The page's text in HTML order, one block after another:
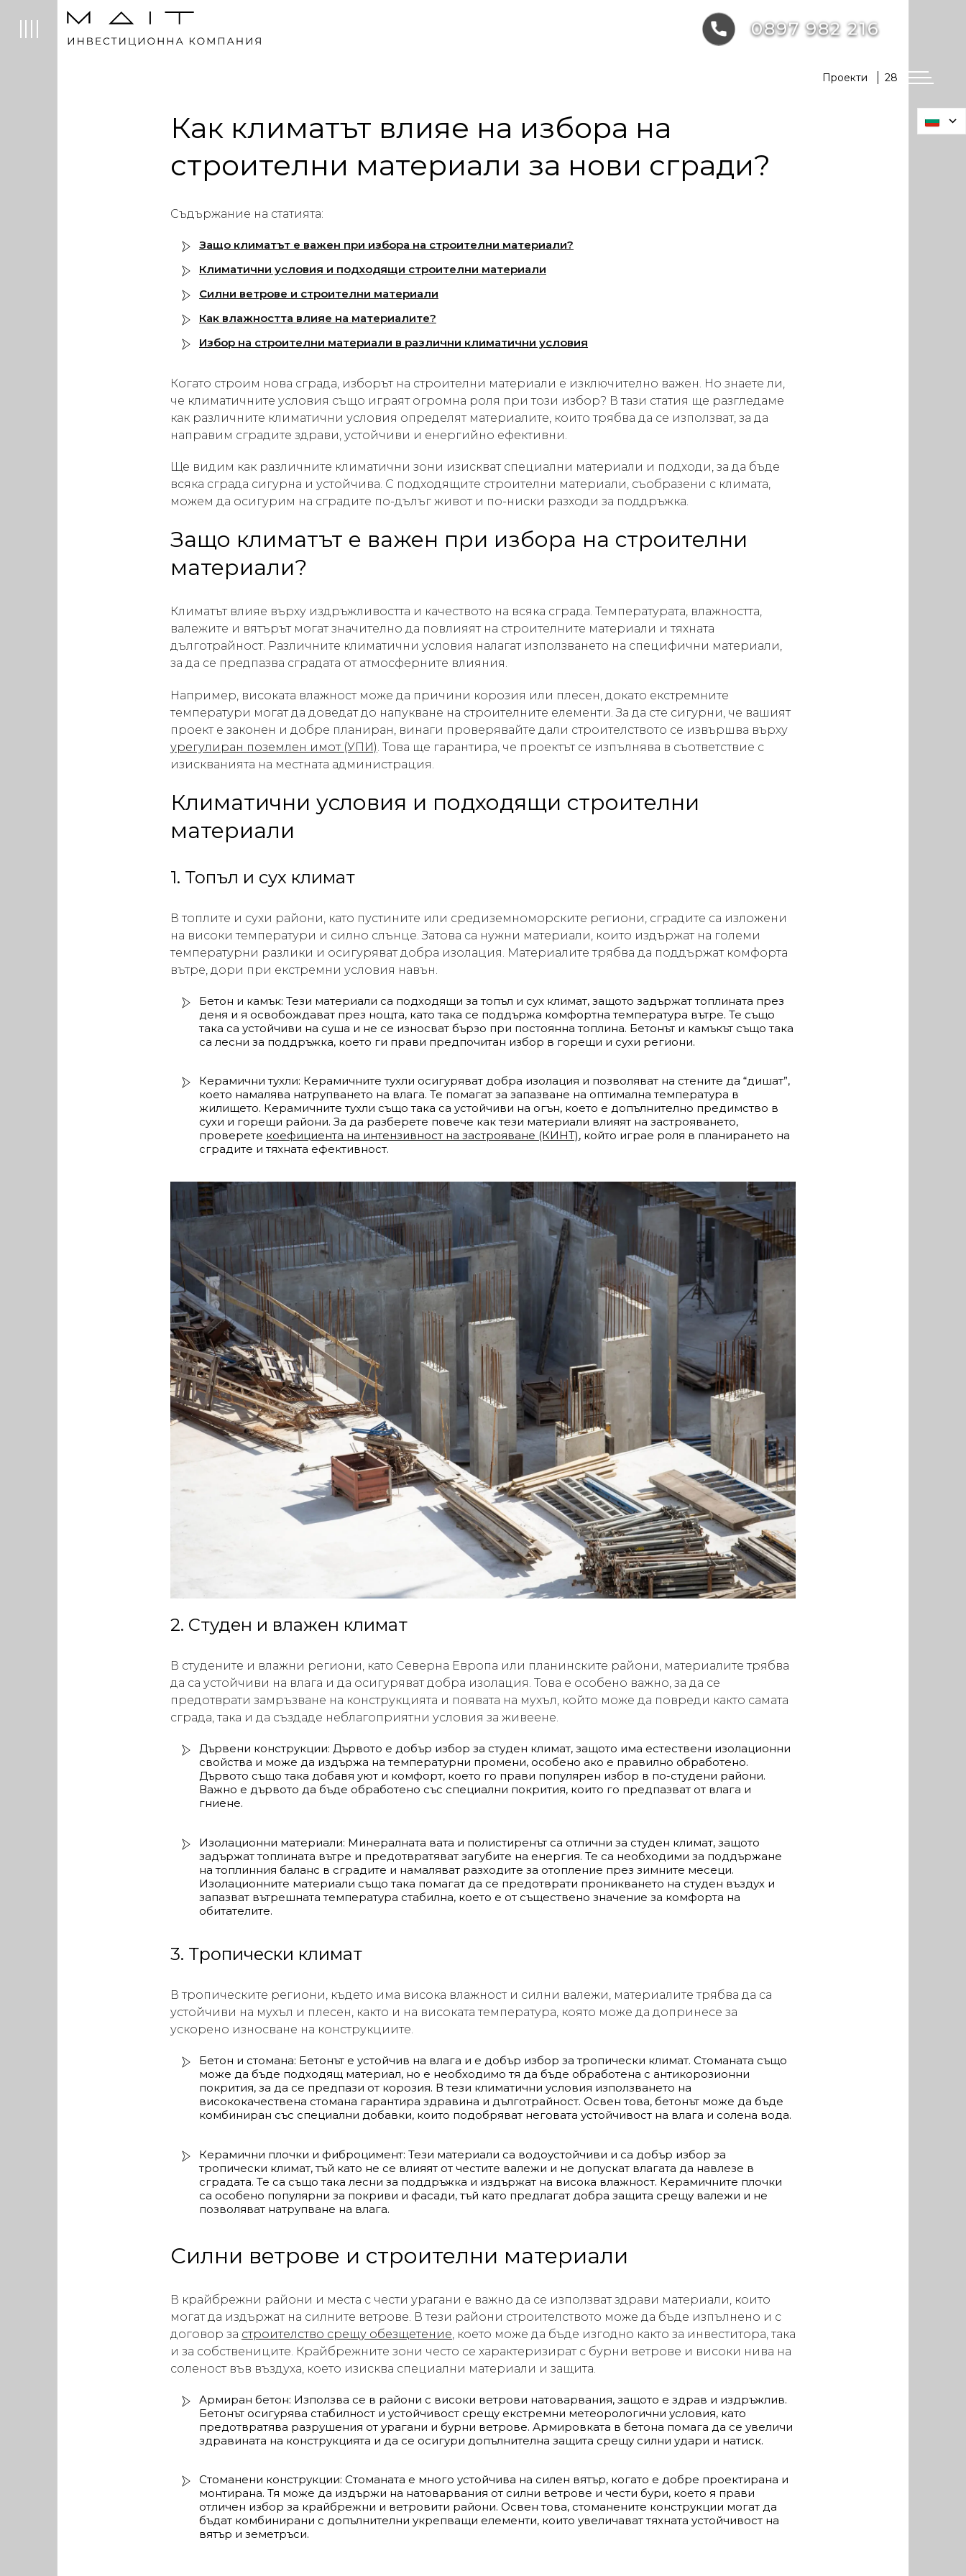
Как климатът влияе на избора на
строителни материали за нови сгради?
Съдържание на статията:
Защо климатът е важен при избора на строителни материали?
Климатични условия и подходящи строителни материали
Силни ветрове и строителни материали
Как влажността влияе на материалите?
Избор на строителни материали в различни климатични условия
Когато строим нова сграда, изборът на строителни материали е изключително важен. Но знаете ли,
че климатичните условия също играят огромна роля при този избор? В тази статия ще разгледаме
как различните климатични условия определят материалите, които трябва да се използват, за да
направим сградите здрави, устойчиви и енергийно ефективни.
Ще видим как различните климатични зони изискват специални материали и подходи, за да бъде
всяка сграда сигурна и устойчива. С подходящите строителни материали, съобразени с климата,
можем да осигурим на сградите по-дълъг живот и по-ниски разходи за поддръжка.
Защо климатът е важен при избора на строителни
материали?
Климатът влияе върху издръжливостта и качеството на всяка сграда. Температурата, влажността,
валежите и вятърът могат значително да повлияят на строителните материали и тяхната
дълготрайност. Различните климатични условия налагат използването на специфични материали,
за да се предпазва сградата от атмосферните влияния.
Например, високата влажност може да причини корозия или плесен, докато екстремните
температури могат да доведат до напукване на строителните елементи. За да сте сигурни, че вашият
проект е законен и добре планиран, винаги проверявайте дали строителството се извършва върху
урегулиран поземлен имот (УПИ). Това ще гарантира, че проектът се изпълнява в съответствие с
изискванията на местната администрация.
Климатични условия и подходящи строителни
материали
1. Топъл и сух климат
В топлите и сухи райони, като пустините или средиземноморските региони, сградите са изложени
на високи температури и силно слънце. Затова са нужни материали, които издържат на големи
температурни разлики и осигуряват добра изолация. Материалите трябва да поддържат комфорта
вътре, дори при екстремни условия навън.
Бетон и камък: Тези материали са подходящи за топъл и сух климат, защото задържат топлината през
деня и я освобождават през нощта, като така се поддържа комфортна температура вътре. Те също
така са устойчиви на суша и не се износват бързо при постоянна топлина. Бетонът и камъкът също така
са лесни за поддръжка, което ги прави предпочитан избор в горещи и сухи региони.
Керамични тухли: Керамичните тухли осигуряват добра изолация и позволяват на стените да “дишат”,
което намалява натрупването на влага. Те помагат за запазване на оптимална температура в
жилището. Керамичните тухли също така са устойчиви на огън, което е допълнително предимство в
сухи и горещи райони. За да разберете повече как тези материали влияят на застрояването,
проверете коефициента на интензивност на застрояване (КИНТ), който играе роля в планирането на
сградите и тяхната ефективност.
2. Студен и влажен климат
В студените и влажни региони, като Северна Европа или планинските райони, материалите трябва
да са устойчиви на влага и да осигуряват добра изолация. Това е особено важно, за да се
предотврати замръзване на конструкцията и появата на мухъл, който може да повреди както самата
сграда, така и да създаде неблагоприятни условия за живеене.
Дървени конструкции: Дървото е добър избор за студен климат, защото има естествени изолационни
свойства и може да издържа на температурни промени, особено ако е правилно обработено.
Дървото също така добавя уют и комфорт, което го прави популярен избор в по-студени райони.
Важно е дървото да бъде обработено със специални покрития, които го предпазват от влага и
гниене.
Изолационни материали: Минералната вата и полистиренът са отлични за студен климат, защото
задържат топлината вътре и предотвратяват загубите на енергия. Те са необходими за поддържане
на топлинния баланс в сградите и намаляват разходите за отопление през зимните месеци.
Изолационните материали също така помагат да се предотврати проникването на студен въздух и
запазват вътрешната температура стабилна, което е от съществено значение за комфорта на
обитателите.
3. Тропически климат
В тропическите региони, където има висока влажност и силни валежи, материалите трябва да са
устойчиви на мухъл и плесен, както и на високата температура, която може да допринесе за
ускорено износване на конструкциите.
Бетон и стомана: Бетонът е устойчив на влага и е добър избор за тропически климат. Стоманата също
може да бъде подходящ материал, но е необходимо тя да бъде обработена с антикорозионни
покрития, за да се предпази от корозия. В тези климатични условия използването на
висококачествена стомана гарантира здравина и дълготрайност. Освен това, бетонът може да бъде
комбиниран със специални добавки, които подобряват неговата устойчивост на влага и солена вода.
Керамични плочки и фиброцимент: Тези материали са водоустойчиви и са добър избор за
тропически климат, тъй като не се влияят от честите валежи и не допускат влагата да навлезе в
сградата. Те са също така лесни за поддръжка и издържат на висока влажност. Керамичните плочки
са особено популярни за покриви и фасади, тъй като предлагат добра защита срещу валежи и не
позволяват натрупване на влага.
Силни ветрове и строителни материали
В крайбрежни райони и места с чести урагани е важно да се използват здрави материали, които
могат да издържат на силните ветрове. В тези райони строителството може да бъде изпълнено и с
договор за строителство срещу обезщетение , което може да бъде изгодно както за инвеститора, така
и за собствениците. Крайбрежните зони често се характеризират с бурни ветрове и високи нива на
соленост във въздуха, което изисква специални материали и защита.
Армиран бетон: Използва се в райони с високи ветрови натоварвания, защото е здрав и издръжлив.
Бетонът осигурява стабилност и устойчивост срещу екстремни метеорологични условия, като
предотвратява разрушения от урагани и бурни ветрове. Армировката в бетона помага да се увеличи
здравината на конструкцията и да се осигури допълнителна защита срещу силни удари и натиск.
Стоманени конструкции: Стоманата е много устойчива на силен вятър, когато е добре проектирана и
монтирана. Тя може да издържи на натоварвания от силни ветрове и чести бури, което я прави
отличен избор за крайбрежни и ветровити райони. Освен това, стоманените конструкции могат да
бъдат комбинирани с допълнителни укрепващи елементи, които увеличават тяхната устойчивост на
вятър и земетръси.
Проекти 28
0897 982 216